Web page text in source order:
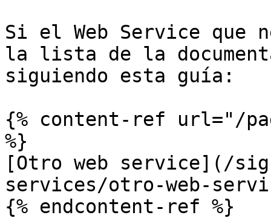
Si el Web Service que
la lista de la
siguiendo esta guía:
{% content-ref url="/
%}
[Otro web service](/
services/otro-web-
{% endcontent-ref %}